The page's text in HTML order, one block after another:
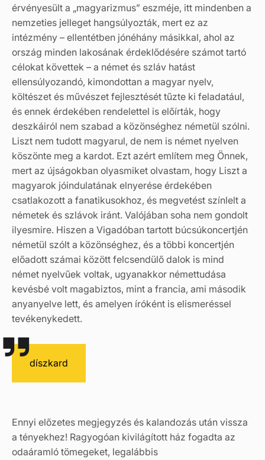
érvényesült a „magyarizmus” eszméje, itt mindenben a
nemzeties jelleget hangsúlyozták, mert ez az
intézmény – ellentétben jónéhány másikkal, ahol az
ország minden lakosának érdeklődésére számot tartó
célokat követtek – a német és szláv hatást
ellensúlyozandó, kimondottan a magyar nyelv,
költészet és művészet fejlesztését tűzte ki feladatául,
és ennek érdekében rendelettel is előírták, hogy
deszkáiról nem szabad a közönséghez németül szólni.
Liszt nem tudott magyarul, de nem is német nyelven
köszönte meg a kardot. Ezt azért említem meg Önnek,
mert az újságokban olyasmiket olvastam, hogy Liszt a
magyarok jóindulatának elnyerése érdekében
csatlakozott a fanatikusokhoz, és megvetést színlelt a
németek és szlávok iránt. Valójában soha nem gondolt
ilyesmire. Hiszen a Vigadóban tartott búcsúkoncertjén
németül szólt a közönséghez, és a többi koncertjén
előadott számai között felcsendülő dalok is mind
német nyelvűek voltak, ugyanakkor némettudása
kevésbé volt magabiztos, mint a francia, ami második
anyanyelve lett, és amelyen íróként is elismeréssel
tevékenykedett.
díszkard
Ennyi előzetes megjegyzés és kalandozás után vissza
a tényekhez! Ragyogóan kivilágított ház fogadta az
odaáramló tömegeket, legalábbis